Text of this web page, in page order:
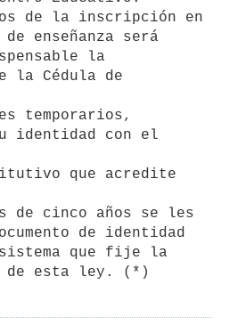
enseñanza será
la
la Cédula de
identidad con el
que acredite
de identidad
que fije la